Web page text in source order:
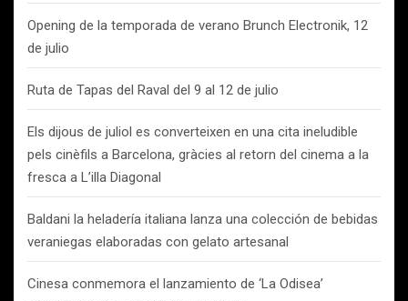
Opening de la temporada de verano Brunch Electronik, 12
de julio
Ruta de Tapas del Raval del 9 al 12 de julio
Els dijous de juliol es converteixen en una cita ineludible
pels cinèfils a Barcelona, gràcies al retorn del cinema a la
fresca a L’illa Diagonal
Baldani la heladería italiana lanza una colección de bebidas
veraniegas elaboradas con gelato artesanal
Cinesa conmemora el lanzamiento de ‘La Odisea’